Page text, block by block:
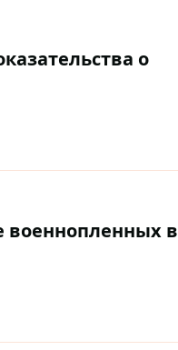
о
военнопленных в